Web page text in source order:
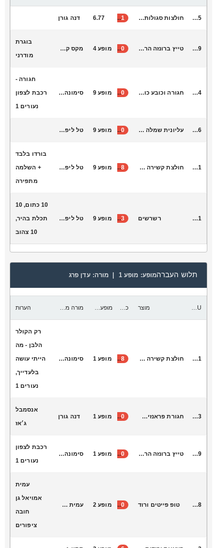
H8025 חולצות סגולות אהבה חדשה 31
6.77 דנה גורן
T7009 טייץ ברונזה הר הרצל 30 מופע 4 מקס קונקי
בוגרת
מודרני
B5014 חגורה וכובע כורדי 30 מופע 9 סימונה צורי
חגורה -
רכבת לצפון
נעורים 1
D3006 עליונית שמלה שיפון ישראלי 40 מופע 9 טל ליפינר
L6011 חולצת קשירה קטיפה שני שושנים 38 מופע 9 טל ליפינר
בורדו בלבד
+ השלמה
מתפירה
R4001 רשרשים 53 מופע 9 טל ליפינר
10 כתום, 10
תכלת בהיר,
10 צהוב
תלוש העברהמופע: מופע 1 | מורה: עדן פרג
SKU מוצר כמות להעביר מופע יעד מורה מקבלת הערות
L6011 חולצת קשירה קטיפה שני שושנים 38 מופע 1 סימונה צורי
רק הקולר
הלבן - מה
הייתי עושה
בלעדייך,
נעורים 1
S1003 חגורת פראנזים אדום 40 מופע 1 דנה גורן
אנסמבל
ג׳אז
T7009 טייץ ברונזה הר הרצל 30 מופע 1 סימונה צורי
רכבת לצפון
נעורים 1
H8038 טופ פייטים ורוד 40 מופע 2 עמית אמויאל
עמית
אמויאל גן
חובה
ציפורים